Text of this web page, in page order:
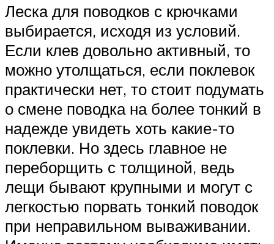
Леска для поводков с крючками
выбирается, исходя из условий.
Если клев довольно активный, то
можно утолщаться, если поклевок
практически нет, то стоит подумать
о смене поводка на более тонкий в
надежде увидеть хоть какие-то
поклевки. Но здесь главное не
переборщить с толщиной, ведь
лещи бывают крупными и могут с
легкостью порвать тонкий поводок
при неправильном вываживании.